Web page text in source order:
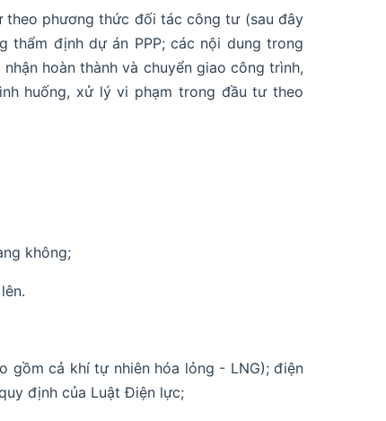
phương thức đối tác công tư (sau đây
thẩm định dự án PPP; các nội dung trong
hoàn thành và chuyển giao công trình,
huống, xử lý vi phạm trong đầu tư theo
không;
gồm cả khí tự nhiên hóa lỏng - LNG); điện
định của Luật Điện lực;